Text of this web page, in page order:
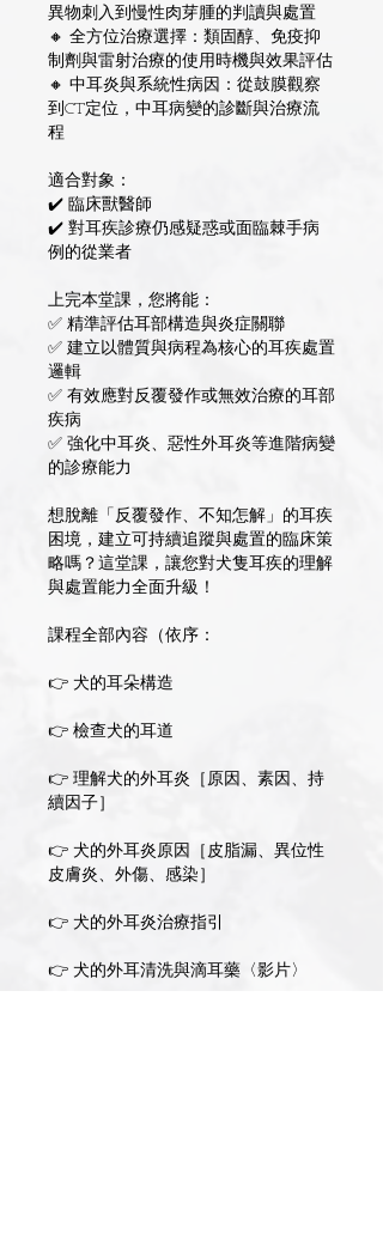
異物刺入到慢性肉芽腫的判讀與處置
🔸 全方位治療選擇：類固醇、免疫抑
制劑與雷射治療的使用時機與效果評估
🔸 中耳炎與系統性病因：從鼓膜觀察
到CT定位，中耳病變的診斷與治療流
程
適合對象：
✔️ 臨床獸醫師
✔️ 對耳疾診療仍感疑惑或面臨棘手病
例的從業者
上完本堂課，您將能：
✅ 精準評估耳部構造與炎症關聯
✅ 建立以體質與病程為核心的耳疾處置
邏輯
✅ 有效應對反覆發作或無效治療的耳部
疾病
✅ 強化中耳炎、惡性外耳炎等進階病變
的診療能力
想脫離「反覆發作、不知怎解」的耳疾
困境，建立可持續追蹤與處置的臨床策
略嗎？這堂課，讓您對犬隻耳疾的理解
與處置能力全面升級！
課程全部內容（依序：
👉 犬的耳朵構造
👉 檢查犬的耳道
👉 理解犬的外耳炎［原因、素因、持
續因子］
👉 犬的外耳炎原因［皮脂漏、異位性
皮膚炎、外傷、感染］
👉 犬的外耳炎治療指引
👉 犬的外耳清洗與滴耳藥〈影片〉